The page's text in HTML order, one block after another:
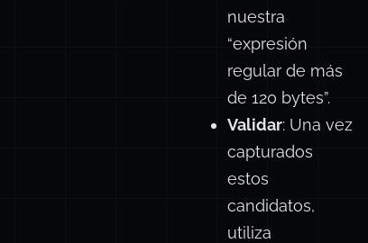
podrían
URLs. Aquí es
donde destaca
nuestra
“expresión
regular de más
de 120 bytes”.
Validar: Una vez
capturados